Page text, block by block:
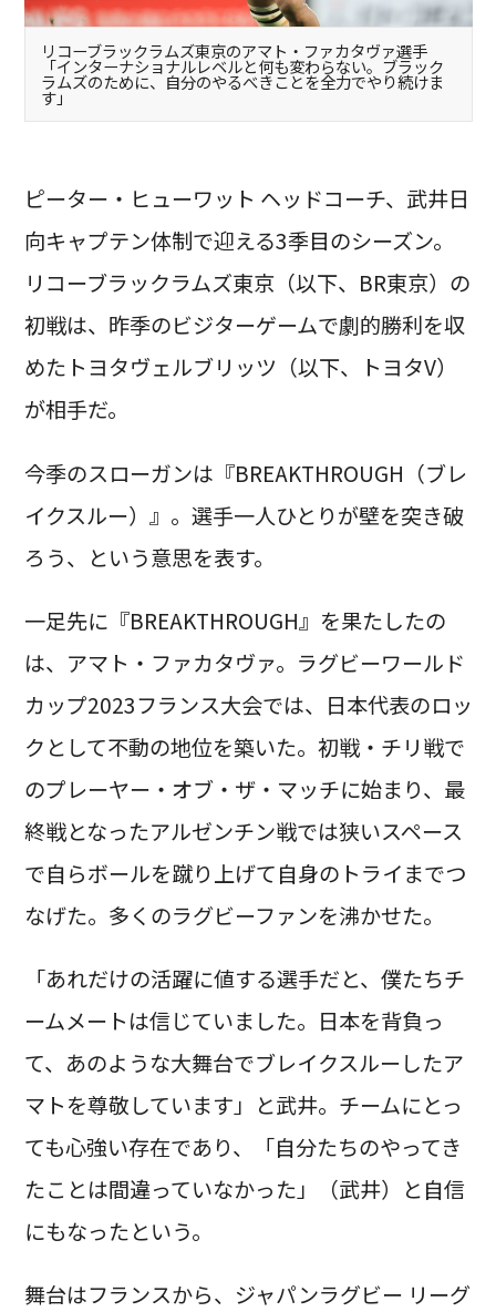
リコーブラックラムズ東京のアマト・ファカタヴァ選手
「インターナショナルレベルと何も変わらない。ブラック
ラムズのために、自分のやるべきことを全力でやり続けま
す」
ピーター・ヒューワット ヘッドコーチ、武井日
向キャプテン体制で迎える3季目のシーズン。
リコーブラックラムズ東京（以下、BR東京）の
初戦は、昨季のビジターゲームで劇的勝利を収
めたトヨタヴェルブリッツ（以下、トヨタV）
が相手だ。
今季のスローガンは『BREAKTHROUGH（ブレ
イクスルー）』。選手一人ひとりが壁を突き破
ろう、という意思を表す。
一足先に『BREAKTHROUGH』を果たしたの
は、アマト・ファカタヴァ。ラグビーワールド
カップ2023フランス大会では、日本代表のロッ
クとして不動の地位を築いた。初戦・チリ戦で
のプレーヤー・オブ・ザ・マッチに始まり、最
終戦となったアルゼンチン戦では狭いスペース
で自らボールを蹴り上げて自身のトライまでつ
なげた。多くのラグビーファンを沸かせた。
「あれだけの活躍に値する選手だと、僕たちチ
ームメートは信じていました。日本を背負っ
て、あのような大舞台でブレイクスルーしたア
マトを尊敬しています」と武井。チームにとっ
ても心強い存在であり、「自分たちのやってき
たことは間違っていなかった」（武井）と自信
にもなったという。
舞台はフランスから、ジャパンラグビー リーグ